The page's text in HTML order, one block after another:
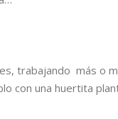
trabajando más o
con una huertita